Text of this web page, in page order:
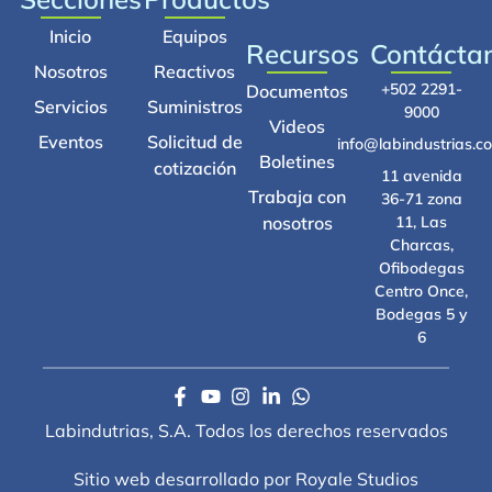
Inicio
Nosotros
Servicios
Eventos
Equipos
Reactivos
Suministros
Solicitud de
cotización
Recursos
Documentos
Videos
Boletines
Trabaja con
nosotros
+502 2291-
9000
11 avenida
36-71 zona
11, Las
Charcas,
Ofibodegas
Centro Once,
Bodegas 5 y
6
Labindutrias, S.A. Todos los derechos reservados
Sitio web desarrollado por Royale Studios